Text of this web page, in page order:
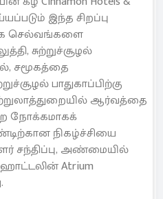
இந்த சிறப்பு
செல்வங்களை
சுற்றுச்சூழல்
சமூகத்தை
பாதுகாப்பிற்கு
ஆர்வத்தை
நோக்கமாகக்
நிகழ்ச்சியை
சந்திப்பு, அண்மையில்
ஹோட்டலின் Atrium